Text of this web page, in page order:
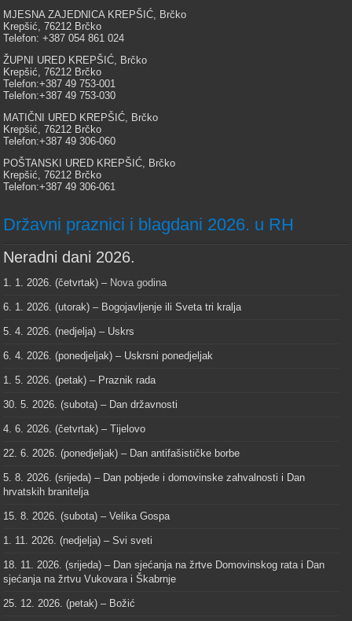
MJESNA ZAJEDNICA KREPŠIĆ, Brčko
Krepšić, 76212 Brčko
Telefon: +387 054 861 024
ŽUPNI URED KREPŠIĆ, Brčko
Krepšić, 76212 Brčko
Telefon:+387 49 753-001
Telefon:+387 49 753-030
MATIČNI URED KREPŠIĆ, Brčko
Krepšić, 76212 Brčko
Telefon:+387 49 306-060
POŠTANSKI URED KREPŠIĆ, Brčko
Krepšić, 76212 Brčko
Telefon:+387 49 306-061
Državni praznici i blagdani 2026. u RH
Neradni dani 2026.
1. 1. 2026. (četvrtak) – Nova godina
6. 1. 2026. (utorak) – Bogojavljenje ili Sveta tri kralja
5. 4. 2026. (nedjelja) – Uskrs
6. 4. 2026. (ponedjeljak) – Uskrsni ponedjeljak
1. 5. 2026. (petak) – Praznik rada
30. 5. 2026. (subota) – Dan državnosti
4. 6. 2026. (četvrtak) – Tijelovo
22. 6. 2026. (ponedjeljak) – Dan antifašističke borbe
5. 8. 2026. (srijeda) – Dan pobjede i domovinske zahvalnosti i Dan
hrvatskih branitelja
15. 8. 2026. (subota) – Velika Gospa
1. 11. 2026. (nedjelja) – Svi sveti
18. 11. 2026. (srijeda) – Dan sjećanja na žrtve Domovinskog rata i Dan
sjećanja na žrtvu Vukovara i Škabrnje
25. 12. 2026. (petak) – Božić